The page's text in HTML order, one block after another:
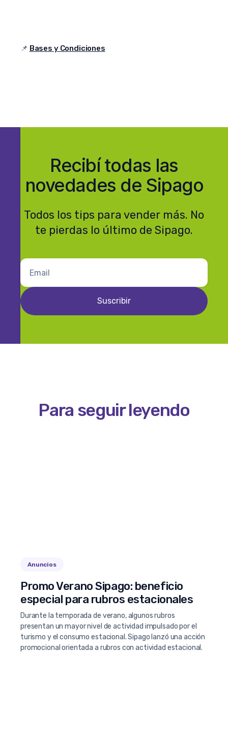
📌 Bases y Condiciones
Recibí todas las
novedades de Sipago
Todos los tips para vender más. No
te pierdas lo último de Sipago.
Para seguir leyendo
Anuncios
Promo Verano Sipago: beneficio
especial para rubros estacionales
Durante la temporada de verano, algunos rubros
presentan un mayor nivel de actividad impulsado por el
turismo y el consumo estacional. Sipago lanzó una acción
promocional orientada a rubros con actividad estacional.